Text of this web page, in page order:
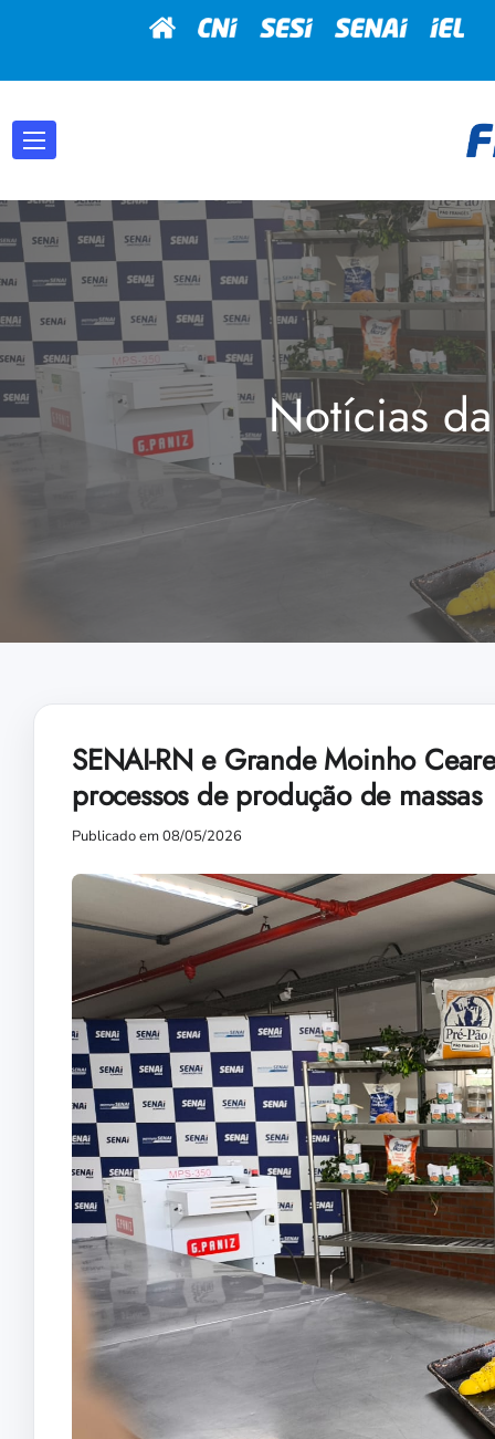
Notícias
SENAI-RN e Grande Moinho
processos de produção de massas
Publicado em 08/05/2026